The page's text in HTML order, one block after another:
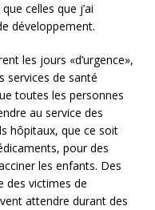
celles que j’ai
développement.
les jours «d’urgence»,
services de santé
toutes les personnes
au service des
hôpitaux, que ce soit
pour des
les enfants. Des
des victimes de
attendre durant des